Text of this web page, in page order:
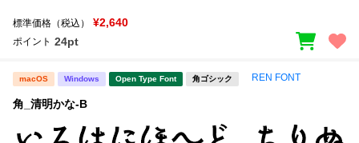
標準価格（税込） ¥2,640
ポイント 24pt
macOS Windows Open Type Font 角ゴシック REN FONT
角_清明かな-B